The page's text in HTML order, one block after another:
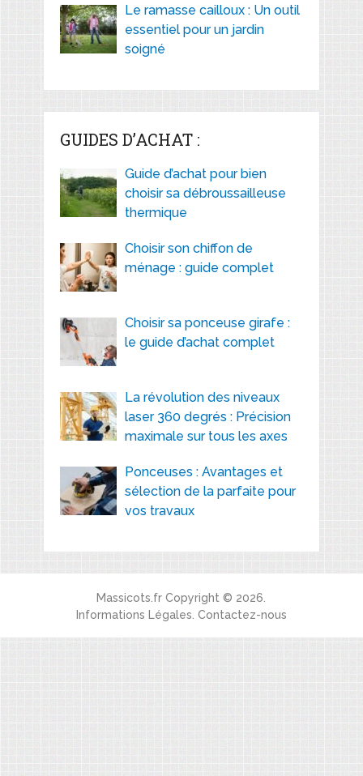
Le ramasse cailloux : Un outil
essentiel pour un jardin
soigné
GUIDES D’ACHAT :
Guide d’achat pour bien
choisir sa débroussailleuse
thermique
Choisir son chiffon de
ménage : guide complet
Choisir sa ponceuse girafe :
le guide d’achat complet
La révolution des niveaux
laser 360 degrés : Précision
maximale sur tous les axes
Ponceuses : Avantages et
sélection de la parfaite pour
vos travaux
Massicots.fr Copyright © 2026.
Informations Légales. Contactez-nous